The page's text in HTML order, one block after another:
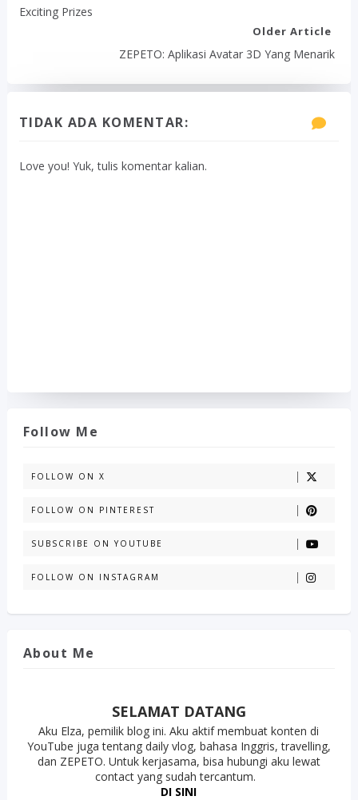
Exciting Prizes
Older Article
ZEPETO: Aplikasi Avatar 3D Yang Menarik
TIDAK ADA KOMENTAR:
Love you! Yuk, tulis komentar kalian.
Follow Me
FOLLOW ON X
FOLLOW ON PINTEREST
SUBSCRIBE ON YOUTUBE
FOLLOW ON INSTAGRAM
About Me
SELAMAT DATANG
Aku Elza, pemilik blog ini. Aku aktif membuat konten di
YouTube juga tentang daily vlog, bahasa Inggris, travelling,
dan ZEPETO. Untuk kerjasama, bisa hubungi aku lewat
contact yang sudah tercantum.
DI SINI